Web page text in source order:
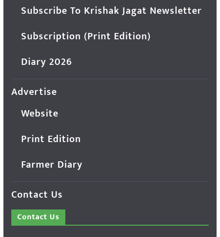
Subscribe To Krishak Jagat Newsletter
Subscription (Print Edition)
Diary 2026
Advertise
Website
Print Edition
Farmer Diary
Contact Us
Contact Us